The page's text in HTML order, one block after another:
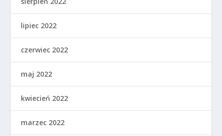
czerwiec 2022
maj 2022
kwiecień 2022
marzec 2022